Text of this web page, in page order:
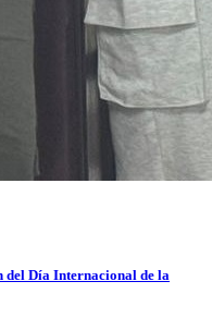
del Día Internacional de la